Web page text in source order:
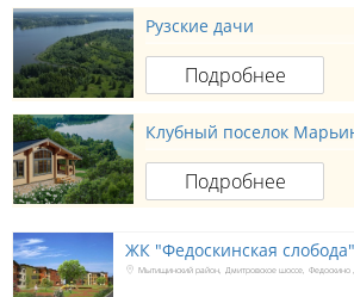
Рузские дачи
Подробнее
Клубный поселок
Подробнее
ЖК "Федоскинская слобода"
Мытищинский район Дмитровское шоссе Федоскино